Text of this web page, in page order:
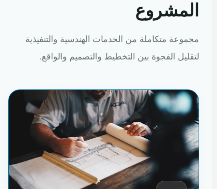
المشروع
مجموعة متكاملة من الخدمات الهندسية والتنفيذية
لتقليل الفجوة بين التخطيط والتصميم والواقع.